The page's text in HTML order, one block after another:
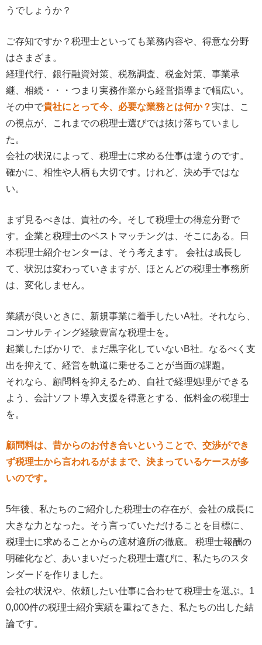
うでしょうか？
ご存知ですか？税理士といっても業務内容や、得意な分野
はさまざま。
経理代行、銀行融資対策、税務調査、税金対策、事業承
継、相続・・・つまり実務作業から経営指導まで幅広い。
その中で貴社にとって今、必要な業務とは何か？実は、こ
の視点が、これまでの税理士選びでは抜け落ちていまし
た。
会社の状況によって、税理士に求める仕事は違うのです。
確かに、相性や人柄も大切です。けれど、決め手ではな
い。
まず見るべきは、貴社の今。そして税理士の得意分野で
す。企業と税理士のベストマッチングは、そこにある。日
本税理士紹介センターは、そう考えます。 会社は成長し
て、状況は変わっていきますが、ほとんどの税理士事務所
は、変化しません。
業績が良いときに、新規事業に着手したいA社。それなら、
コンサルティング経験豊富な税理士を。
起業したばかりで、まだ黒字化していないB社。なるべく支
出を抑えて、経営を軌道に乗せることが当面の課題。
それなら、顧問料を抑えるため、自社で経理処理ができる
よう、会計ソフト導入支援を得意とする、低料金の税理士
を。
顧問料は、昔からのお付き合いということで、交渉ができ
ず税理士から言われるがままで、決まっているケースが多
いのです。
5年後、私たちのご紹介した税理士の存在が、会社の成長に
大きな力となった。そう言っていただけることを目標に、
税理士に求めることからの適材適所の徹底。 税理士報酬の
明確化など、あいまいだった税理士選びに、私たちのスタ
ンダードを作りました。
会社の状況や、依頼したい仕事に合わせて税理士を選ぶ。1
0,000件の税理士紹介実績を重ねてきた、私たちの出した結
論です。